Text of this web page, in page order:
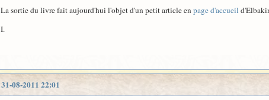
La sortie du livre fait aujourd'hui l'objet d'un petit article enpage d'accueil
I.
31-08-2011 22:01